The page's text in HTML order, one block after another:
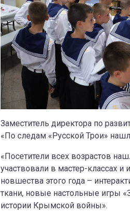
Заместитель директора по
«По следам «Русской Трои»
«Посетители всех возрастов
участвовали в мастер-классах
новшества этого года –
ткани, новые настольные игры
истории Крымской войны».